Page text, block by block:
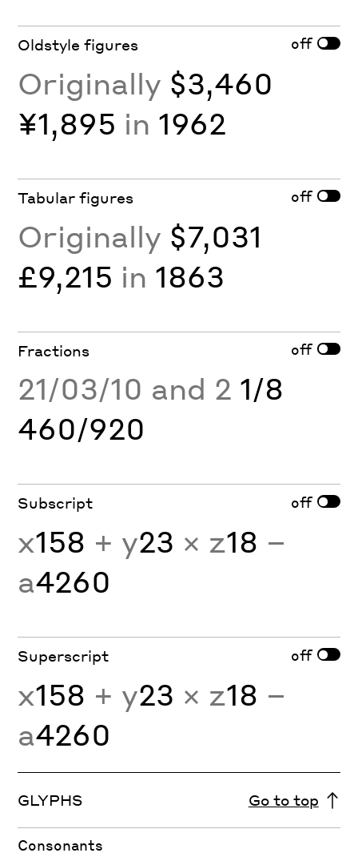
Oldstyle figures off
Originally $3,460
¥1,895 in 1962
Tabular figures off
Originally $7,031
£9,215 in 1863
Fractions off
21/03/10 and 2 1/8
460/920
Subscript off
x158 + y23 × z18 −
a4260
Superscript off
x158 + y23 × z18 −
a4260
GLYPHS Go to top
Consonants